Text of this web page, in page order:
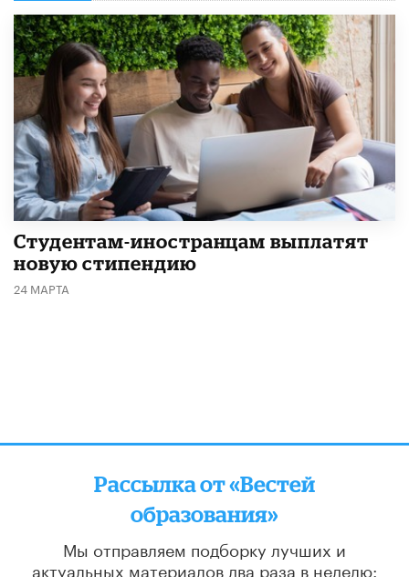
Студентам-иностранцам выплатят
новую стипендию
24 МАРТА
Рассылка от «Вестей
образования»
Мы отправляем подборку лучших и
актуальных материалов два раза в неделю: